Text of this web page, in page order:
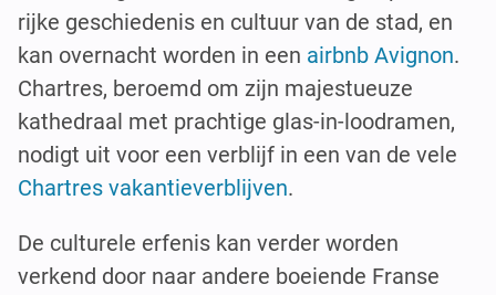
rijke geschiedenis en cultuur van de stad, en
kan overnacht worden in een airbnb Avignon.
Chartres, beroemd om zijn majestueuze
kathedraal met prachtige glas-in-loodramen,
nodigt uit voor een verblijf in een van de vele
Chartres vakantieverblijven.
De culturele erfenis kan verder worden
verkend door naar andere boeiende Franse